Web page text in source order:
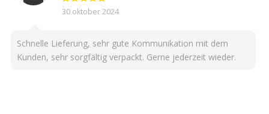
30 oktober 2024
Schnelle Lieferung, sehr gute Kommunikation mit dem
Kunden, sehr sorgfältig verpackt. Gerne jederzeit wieder.